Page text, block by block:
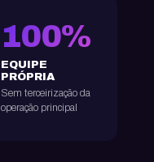
100%
EQUIPE
PRÓPRIA
Sem terceirização da
operação principal